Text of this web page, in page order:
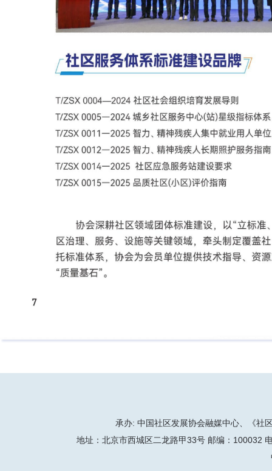
承办: 中国社区发展协会融媒中心、《社
地址：北京市西城区二龙路甲33号 邮编：100032